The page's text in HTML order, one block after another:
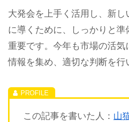
大発会を上手く活用し、新
に導くために、しっかりと
重要です。今年も市場の活気
情報を集め、適切な判断を行
この記事を書いた人： 山